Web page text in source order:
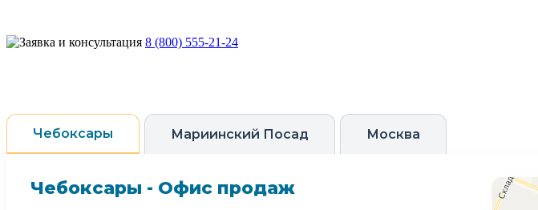
8 (800) 555-21-24
Чебоксары Мариинский Посад Москва
Чебоксары - Офис продаж